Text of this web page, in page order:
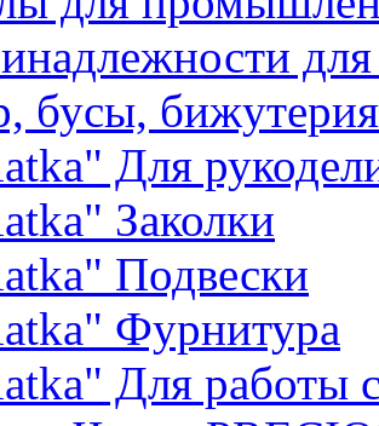
бусы, бижутерия
Для
Заколки
Подвески
Фурнитура
Для работы